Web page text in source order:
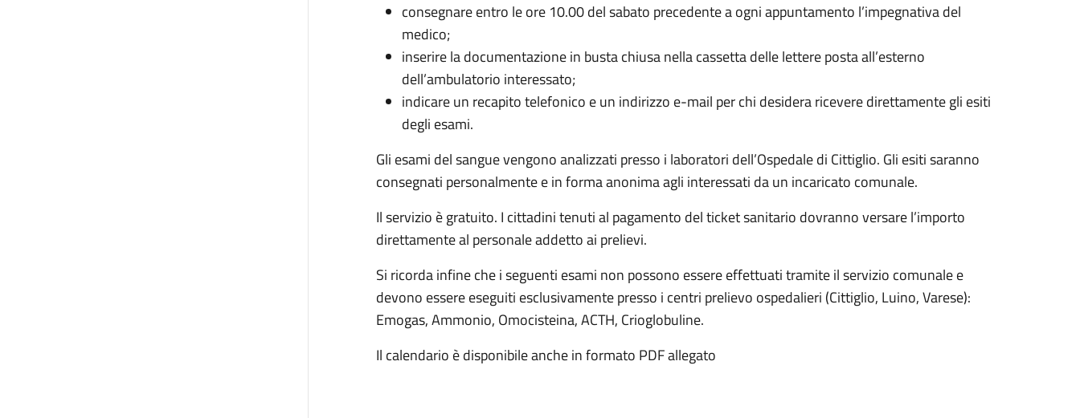
consegnare entro le ore 10.00 del sabato precedente a ogni appuntamento l’impegnativa del
medico;
inserire la documentazione in busta chiusa nella cassetta delle lettere posta all’esterno
dell’ambulatorio interessato;
indicare un recapito telefonico e un indirizzo e-mail per chi desidera ricevere direttamente gli esiti
degli esami.
Gli esami del sangue vengono analizzati presso i laboratori dell’Ospedale di Cittiglio. Gli esiti saranno
consegnati personalmente e in forma anonima agli interessati da un incaricato comunale.
Il servizio è gratuito. I cittadini tenuti al pagamento del ticket sanitario dovranno versare l’importo
direttamente al personale addetto ai prelievi.
Si ricorda infine che i seguenti esami non possono essere effettuati tramite il servizio comunale e
devono essere eseguiti esclusivamente presso i centri prelievo ospedalieri (Cittiglio, Luino, Varese):
Emogas, Ammonio, Omocisteina, ACTH, Crioglobuline.
Il calendario è disponibile anche in formato PDF allegato